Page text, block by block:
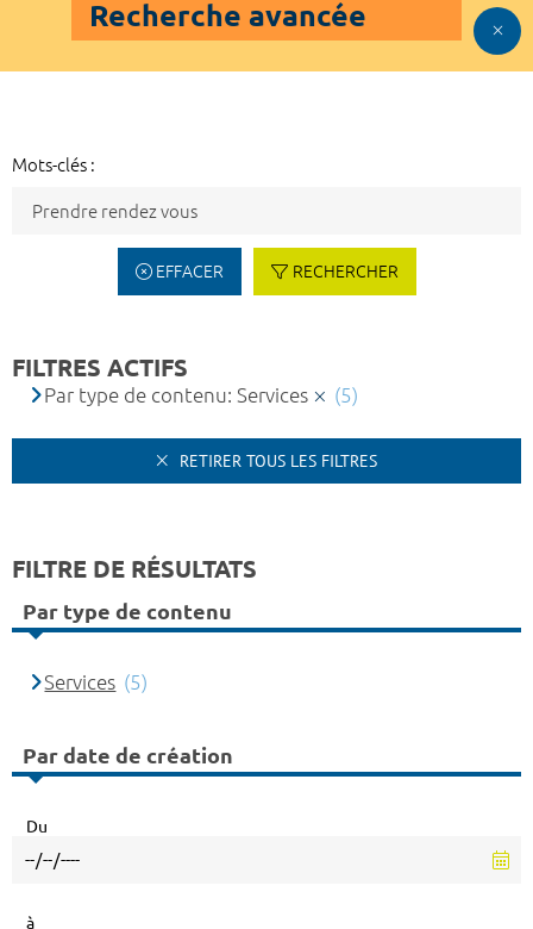
Recherche avancée
Mots-clés :
EFFACER RECHERCHER
FILTRES ACTIFS
Par type de contenu: Services (5)
RETIRER TOUS LES FILTRES
FILTRE DE RÉSULTATS
Par type de contenu
Services (5)
Par date de création
Du
à